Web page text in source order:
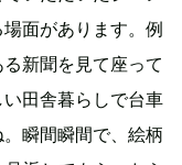
面があります。例
新聞を見て座って
田舎暮らしで台車
瞬間瞬間で、絵柄